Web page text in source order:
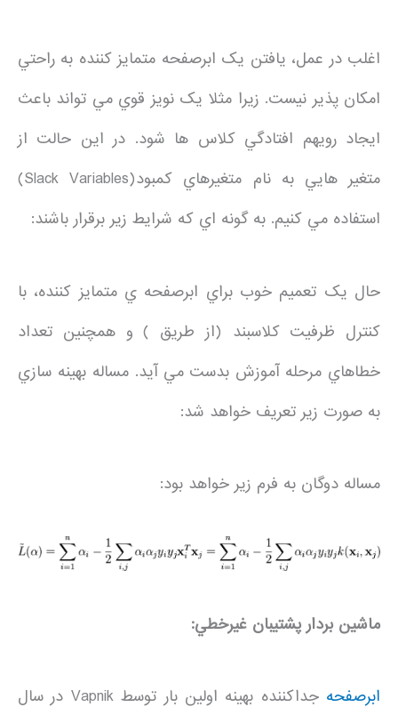
اغلب در عمل، يافتن يک ابرصفحه متمايز کننده به راحتي
امکان پذير نيست. زيرا مثلا يک نويز قوي مي تواند باعث
ايجاد رويهم افتادگي کلاس ها شود. در اين حالت از
متغير هايي به نام متغيرهاي کمبود(Slack Variables)
استفاده مي کنيم. به گونه اي که شرايط زير برقرار باشند:
حال يک تعميم خوب براي ابرصفحه ي متمايز کننده، با
کنترل ظرفيت کلاسبند (از طريق ) و همچنين تعداد
خطاهاي مرحله آموزش بدست مي آيد. مساله بهينه سازي
به صورت زير تعريف خواهد شد:
مساله دوگان به فرم زير خواهد بود:
ماشين بردار پشتيبان غيرخطي:
ابرصفحه
جداکننده بهينه اولين بار توسط Vapnik در سال